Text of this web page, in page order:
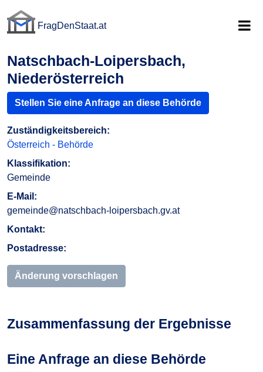
FragDenStaat.at
Natschbach-Loipersbach,
Niederösterreich
Stellen Sie eine Anfrage an diese Behörde
Zuständigkeitsbereich:
Österreich - Behörde
Klassifikation:
Gemeinde
E-Mail:
gemeinde@natschbach-loipersbach.gv.at
Kontakt:
Postadresse:
Änderung vorschlagen
Zusammenfassung der Ergebnisse
Eine Anfrage an diese Behörde